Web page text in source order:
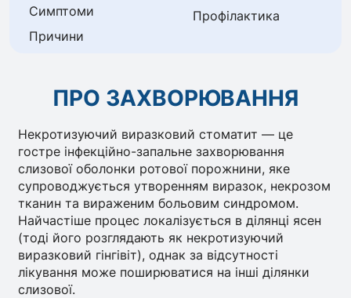
Симптоми
Причини
Профілактика
ПРО ЗАХВОРЮВАННЯ
Некротизуючий виразковий стоматит — це
гостре інфекційно-запальне захворювання
слизової оболонки ротової порожнини, яке
супроводжується утворенням виразок, некрозом
тканин та вираженим больовим синдромом.
Найчастіше процес локалізується в ділянці ясен
(тоді його розглядають як некротизуючий
виразковий гінгівіт), однак за відсутності
лікування може поширюватися на інші ділянки
слизової.